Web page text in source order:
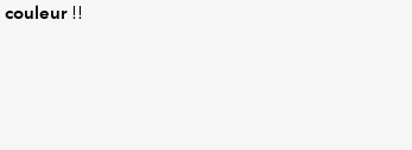
couleur!!